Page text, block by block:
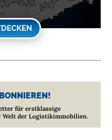
für erstklassige
Welt der Logistikimmobilien.